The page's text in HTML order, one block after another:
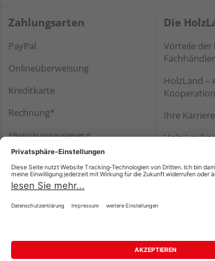
Zahlungsarten
PayPal
Onlineüberweisung
Kreditkarte
Rechnung*
*Bonität vorausgesetzt
Die
Vorteile der
Fachhändler
HolzLand –
Kooperation
Ihre
Holz-
Impressum Datenschutz